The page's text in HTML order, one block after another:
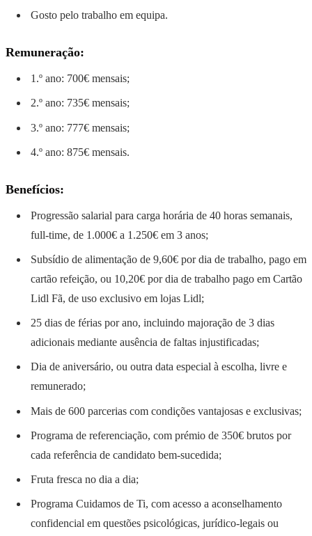
Gosto pelo trabalho em equipa.
Remuneração:
1.º ano: 700€ mensais;
2.º ano: 735€ mensais;
3.º ano: 777€ mensais;
4.º ano: 875€ mensais.
Benefícios:
Progressão salarial para carga horária de 40 horas semanais,
full-time, de 1.000€ a 1.250€ em 3 anos;
Subsídio de alimentação de 9,60€ por dia de trabalho, pago em
cartão refeição, ou 10,20€ por dia de trabalho pago em Cartão
Lidl Fã, de uso exclusivo em lojas Lidl;
25 dias de férias por ano, incluindo majoração de 3 dias
adicionais mediante ausência de faltas injustificadas;
Dia de aniversário, ou outra data especial à escolha, livre e
remunerado;
Mais de 600 parcerias com condições vantajosas e exclusivas;
Programa de referenciação, com prémio de 350€ brutos por
cada referência de candidato bem-sucedida;
Fruta fresca no dia a dia;
Programa Cuidamos de Ti, com acesso a aconselhamento
confidencial em questões psicológicas, jurídico-legais ou